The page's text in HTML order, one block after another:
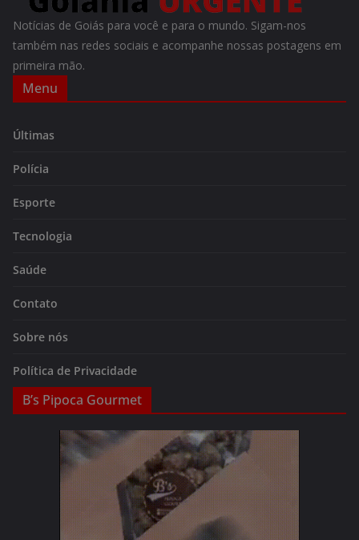
Notícias de Goiás para você e para o mundo. Sigam-nos
também nas redes sociais e acompanhe nossas postagens em
primeira mão.
Menu
Últimas
Polícia
Esporte
Tecnologia
Saúde
Contato
Sobre nós
Política de Privacidade
B’s Pipoca Gourmet